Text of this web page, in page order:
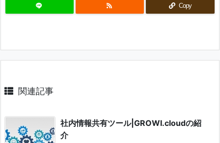
Copy
関連記事
社内情報共有ツール|GROWI.cloudの紹
介